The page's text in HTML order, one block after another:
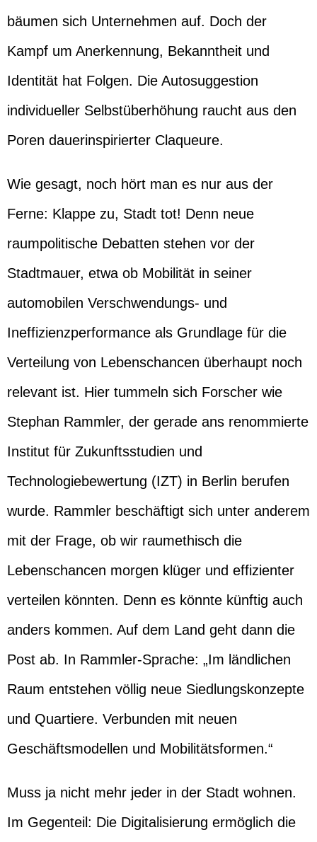
bäumen sich Unternehmen auf. Doch der
Kampf um Anerkennung, Bekanntheit und
Identität hat Folgen. Die Autosuggestion
individueller Selbstüberhöhung raucht aus den
Poren dauerinspirierter Claqueure.
Wie gesagt, noch hört man es nur aus der
Ferne: Klappe zu, Stadt tot! Denn neue
raumpolitische Debatten stehen vor der
Stadtmauer, etwa ob Mobilität in seiner
automobilen Verschwendungs- und
Ineffizienzperformance als Grundlage für die
Verteilung von Lebenschancen überhaupt noch
relevant ist. Hier tummeln sich Forscher wie
Stephan Rammler, der gerade ans renommierte
Institut für Zukunftsstudien und
Technologiebewertung (IZT) in Berlin berufen
wurde. Rammler beschäftigt sich unter anderem
mit der Frage, ob wir raumethisch die
Lebenschancen morgen klüger und effizienter
verteilen könnten. Denn es könnte künftig auch
anders kommen. Auf dem Land geht dann die
Post ab. In Rammler-Sprache: „Im ländlichen
Raum entstehen völlig neue Siedlungskonzepte
und Quartiere. Verbunden mit neuen
Geschäftsmodellen und Mobilitätsformen.“
Muss ja nicht mehr jeder in der Stadt wohnen.
Im Gegenteil: Die Digitalisierung ermöglich die